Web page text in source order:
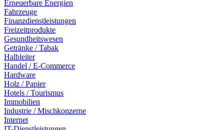
Erneuerbare Energien
Fahrzeuge
Finanzdienstleistungen
Freizeitprodukte
Gesundheitswesen
Getränke / Tabak
Halbleiter
Handel / E-Commerce
Hardware
Holz / Papier
Hotels / Tourismus
Immobilien
Industrie / Mischkonzerne
Internet